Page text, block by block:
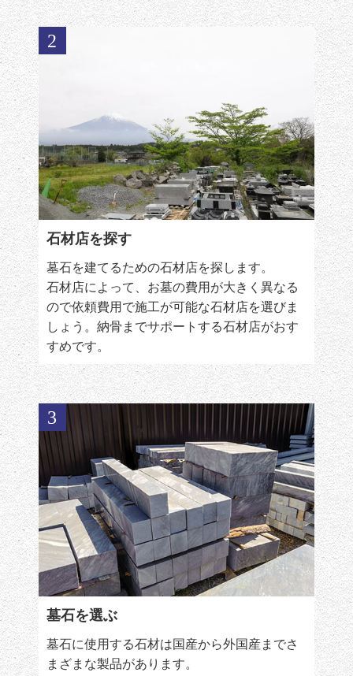
2
石材店を探す
墓石を建てるための石材店を探します。
石材店によって、お墓の費用が大きく異なる
ので依頼費用で施工が可能な石材店を選びま
しょう。納骨までサポートする石材店がおす
すめです。
3
墓石を選ぶ
墓石に使用する石材は国産から外国産までさ
まざまな製品があります。